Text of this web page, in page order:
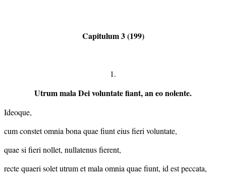
Capitulum 3 (199)
1.
Utrum mala Dei voluntate fiant, an eo nolente.
Ideoque,
cum constet omnia bona quae fiunt eius fieri voluntate,
quae si fieri nollet, nullatenus fierent,
recte quaeri solet utrum et mala omnia quae fiunt, id est peccata,